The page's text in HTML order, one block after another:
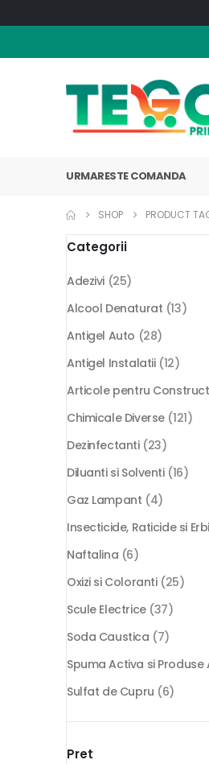
URMARESTE COMANDA
SHOP PRODUCT
Categorii
Adezivi (25)
Alcool Denaturat (13)
Antigel Auto (28)
Antigel Instalatii (12)
Articole pentru
Chimicale Diverse (121)
Dezinfectanti (23)
Diluanti si Solventi (16)
Gaz Lampant (4)
Insecticide, Raticide si
Naftalina (6)
Oxizi si Coloranti (25)
Scule Electrice (37)
Soda Caustica (7)
Spuma Activa si Produse
Sulfat de Cupru (6)
Pret